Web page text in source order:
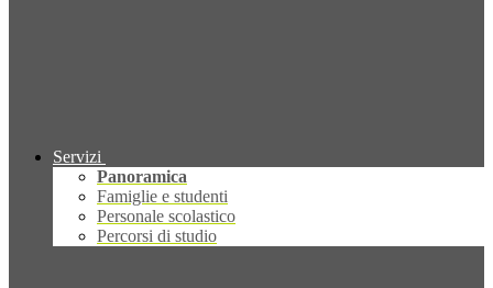
Servizi
Panoramica
Famiglie e studenti
Personale scolastico
Percorsi di studio